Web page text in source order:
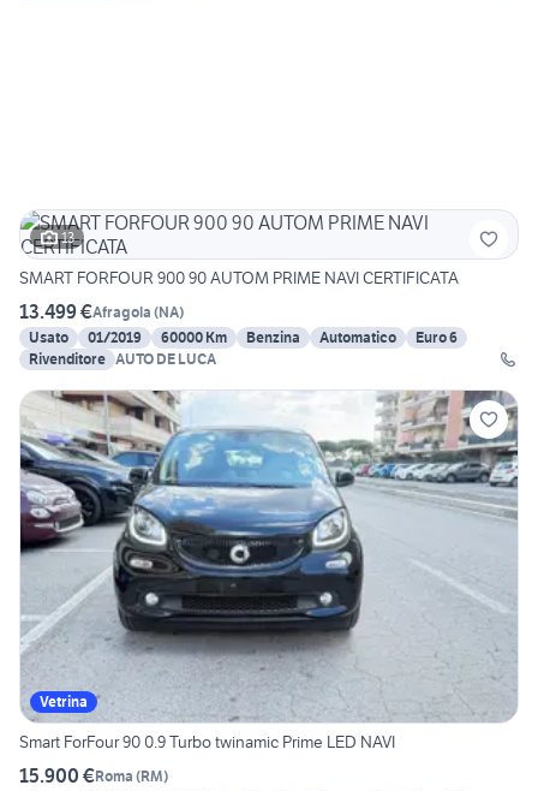
13
SMART FORFOUR 900 90 AUTOM PRIME NAVI CERTIFICATA
13.499 €Afragola (NA)
Usato
01/2019 60000 Km Benzina Automatico
Euro 6
Rivenditore AUTO DE LUCA
Vetrina
Smart ForFour 90 0.9 Turbo twinamic Prime LED NAVI
15.900 €Roma (RM)